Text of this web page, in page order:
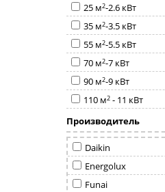
25 м2-2.6 кВт
35 м2-3.5 кВт
55 м2-5.5 кВт
70 м2-7 кВт
90 м2-9 кВт
110 м2 - 11 кВт
Производитель
Daikin
Energolux
Funai